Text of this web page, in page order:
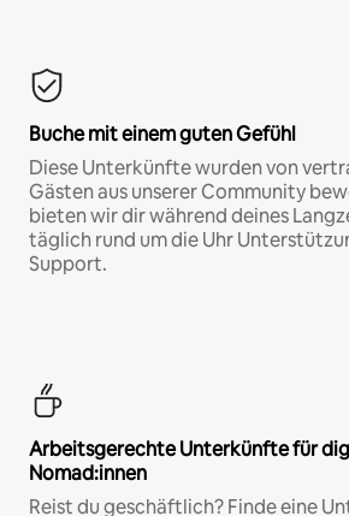
Buche mit einem guten Gefühl
Diese Unterkünfte wurden von
Gästen aus unserer Community
bieten wir dir während deines
täglich rund um die Uhr
Support.
Arbeitsgerechte Unterkünfte für
Nomad:innen
Reist du geschäftlich? Finde eine